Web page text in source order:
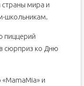
страны мира и
школьникам.
пиццерий
сюрприз ко Дню
и